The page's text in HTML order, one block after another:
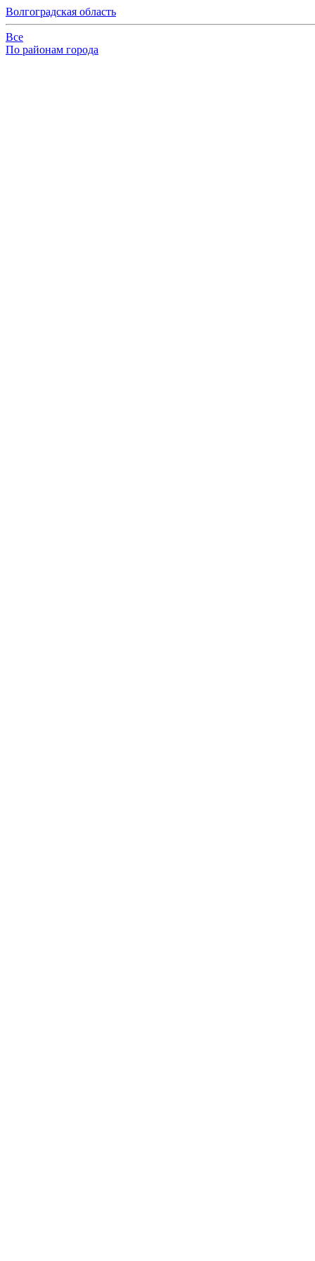
Волгоградская область
Все
По районам города